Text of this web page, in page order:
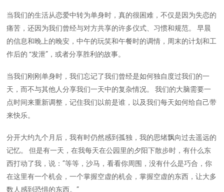
当我们的生活从恋爱中转为单身时，真的很困难，不仅是因为失恋的
痛苦，还因为我们曾经与对方共享的许多仪式、习惯和规范。 早晨
的信息和晚上的晚安，中午的玩笑和午餐时的调情，周末的计划和工
作后的 “发泄”，或者分享胜利的故事。
当我们刚刚单身时，我们忘记了我们曾经是如何独自度过我们的一
天，而不与其他人分享我们一天中的复杂情况。 我们的大脑需要一
点时间来重新调整，记住我们以前是谁，以及我们每天如何给自己带
来快乐。
分开大约九个月后，我有时仍然感到孤独，我的思绪飘向过去遥远的
记忆。 但是有一天，在我每天在公园里的夕阳下散步时，有什么东
西打动了我，说：”等等，沙马，看看你周围，没有什么是巧合，你
在这里有一个机会，一个掌握空虚的机会，掌握空虚的东西，让大多
数人感到恐惧的东西。”